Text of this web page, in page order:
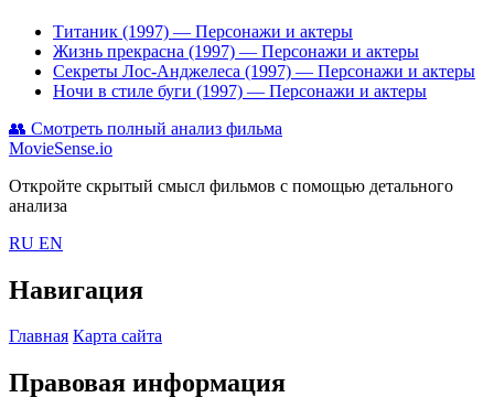
Титаник (1997) — Персонажи и актеры
Жизнь прекрасна (1997) — Персонажи и актеры
Секреты Лос-Анджелеса (1997) — Персонажи и актеры
Ночи в стиле буги (1997) — Персонажи и актеры
👥 Смотреть полный анализ фильма
MovieSense.io
Откройте скрытый смысл фильмов с помощью детального
анализа
RU EN
Навигация
Главная Карта сайта
Правовая информация